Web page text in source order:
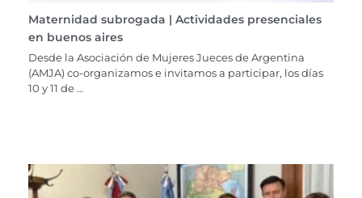
Maternidad subrogada | Actividades presenciales
en buenos aires
Desde la Asociación de Mujeres Jueces de Argentina
(AMJA) co-organizamos e invitamos a participar, los días
10 y 11 de …